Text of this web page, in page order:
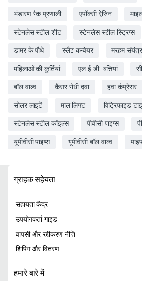
भंडारण रैक प्रणाली एपॉक्सी रेजि़न
स्टेनलेस स्टील शीट स्टेनलेस स्टील स्ट्रिप्स
डामर के पौधे स्लैट कन्वेयर मरहम संयंत्र
महिलाओं की कुर्तियां एल.ई.डी. बत्तियां
बॉल वाल्व कैंसर रोधी दवा हवा कंप्रेसर
सोलर लाइटें माल लिफ्ट विट्रिफाइड
स्टेनलेस स्टील कॉइल्स पीवीसी पाइप्स
यूपीवीसी पाइप्स यूपीवीसी बॉल वाल्व
ग्राहक सहेयता
सहायता केंद्र
उपयोगकर्ता गाइड
वापसी और रद्दीकरण नीति
शिपिंग और वितरण
हमारे बारे में